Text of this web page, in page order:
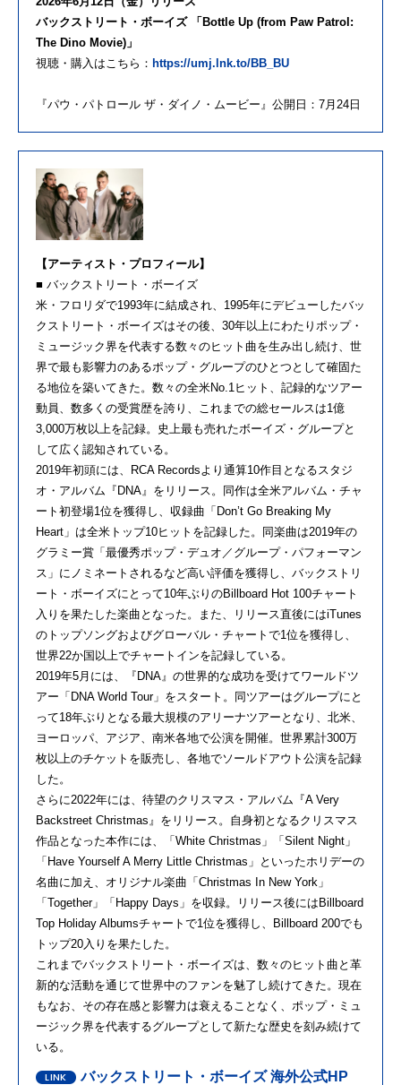
バックストリート・ボーイズ 「Bottle Up (from Paw Patrol:
The Dino Movie)」
視聴・購入はこちら： https://umj.lnk.to/BB_BU
『パウ・パトロール ザ・ダイノ・ムービー』公開日：7月24日
【アーティスト・プロフィール】
■ バックストリート・ボーイズ
米・フロリダで1993年に結成され、1995年にデビューしたバッ
クストリート・ボーイズはその後、30年以上にわたりポップ・
ミュージック界を代表する数々のヒット曲を生み出し続け、世
界で最も影響力のあるポップ・グループのひとつとして確固た
る地位を築いてきた。数々の全米No.1ヒット、記録的なツアー
動員、数多くの受賞歴を誇り、これまでの総セールスは1億
3,000万枚以上を記録。史上最も売れたボーイズ・グループと
して広く認知されている。
2019年初頭には、RCA Recordsより通算10作目となるスタジ
オ・アルバム『DNA』をリリース。同作は全米アルバム・チャ
ート初登場1位を獲得し、収録曲「Don’t Go Breaking My
Heart」は全米トップ10ヒットを記録した。同楽曲は2019年の
グラミー賞「最優秀ポップ・デュオ／グループ・パフォーマン
ス」にノミネートされるなど高い評価を獲得し、バックストリ
ート・ボーイズにとって10年ぶりのBillboard Hot 100チャート
入りを果たした楽曲となった。また、リリース直後にはiTunes
のトップソングおよびグローバル・チャートで1位を獲得し、
世界22か国以上でチャートインを記録している。
2019年5月には、『DNA』の世界的な成功を受けてワールドツ
アー「DNA World Tour」をスタート。同ツアーはグループにと
って18年ぶりとなる最大規模のアリーナツアーとなり、北米、
ヨーロッパ、アジア、南米各地で公演を開催。世界累計300万
枚以上のチケットを販売し、各地でソールドアウト公演を記録
した。
さらに2022年には、待望のクリスマス・アルバム『A Very
Backstreet Christmas』をリリース。自身初となるクリスマス
作品となった本作には、「White Christmas」「Silent Night」
「Have Yourself A Merry Little Christmas」といったホリデーの
名曲に加え、オリジナル楽曲「Christmas In New York」
「Together」「Happy Days」を収録。リリース後にはBillboard
Top Holiday Albumsチャートで1位を獲得し、Billboard 200でも
トップ20入りを果たした。
これまでバックストリート・ボーイズは、数々のヒット曲と革
新的な活動を通じて世界中のファンを魅了し続けてきた。現在
もなお、その存在感と影響力は衰えることなく、ポップ・ミュ
ージック界を代表するグループとして新たな歴史を刻み続けて
いる。
バックストリート・ボーイズ 海外公式HP